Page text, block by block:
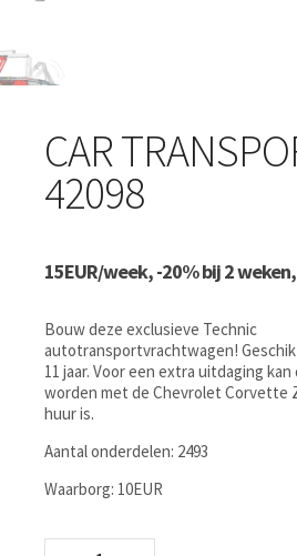
CAR
42098
15EUR/week, -20% bij 2
Bouw deze exclusieve Technic
autotransportvrachtwagen!
11 jaar. Voor een extra uitdaging
worden met de Chevrolet Corvette
huur is.
Aantal onderdelen: 2493
Waarborg: 10EUR